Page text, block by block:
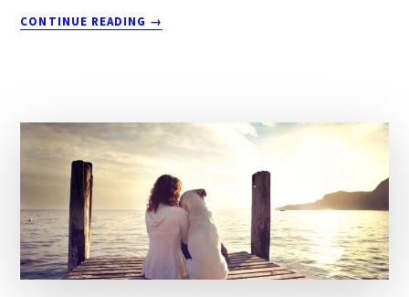
CONTINUE READING
ABOUT
PENTRU
O
VIAȚĂ
AUTENTICĂ
(+30
DE
IDEI
DE
→